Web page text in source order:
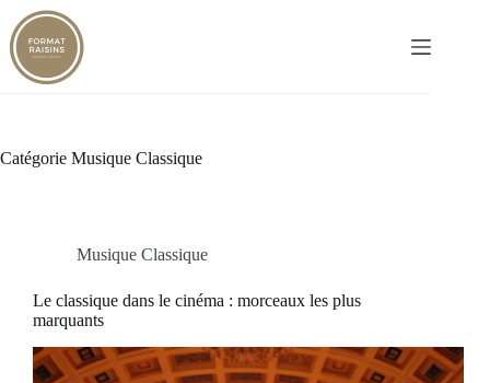
Passer
au
contenu
Catégorie Musique Classique
Musique Classique
Le classique dans le cinéma : morceaux les plus
marquants